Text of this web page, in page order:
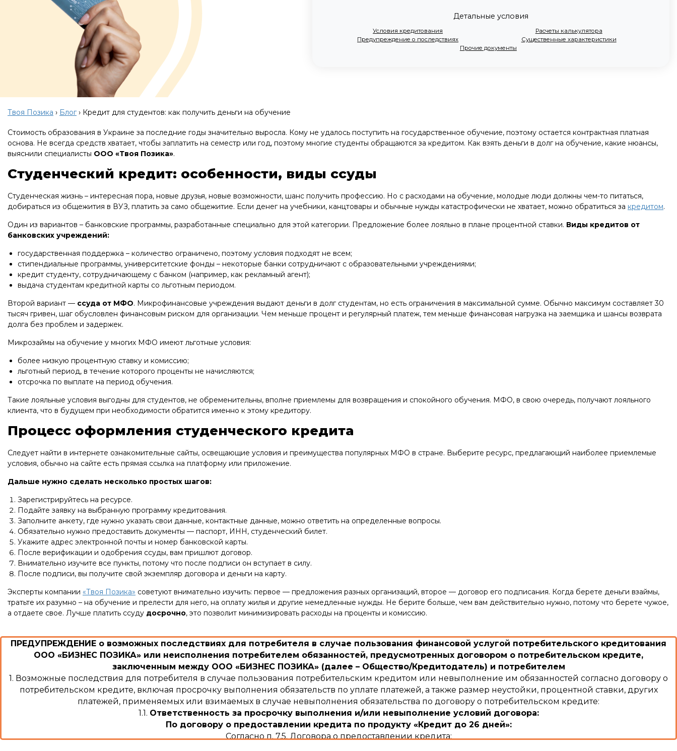
Детальные условия
Условия кредитования
Расчеты калькулятора
Предупреждение о последствиях
Существенные характеристики
Прочие документы
Твоя Позика › Блог› Кредит для студентов: как получить деньги на обучение
Стоимость образования в Украине за последние годы значительно выросла. Кому не удалось поступить на государственное обучение, поэтому остается контрактная платная
основа. Не всегда средств хватает, чтобы заплатить на семестр или год, поэтому многие студенты обращаются за кредитом. Как взять деньги в долг на обучение, какие нюансы,
выяснили специалисты ООО «Твоя Позика».
Студенческий кредит: особенности, виды ссуды
Студенческая жизнь – интересная пора, новые друзья, новые возможности, шанс получить профессию. Но с расходами на обучение, молодые люди должны чем-то питаться,
добираться из общежития в ВУЗ, платить за само общежитие. Если денег на учебники, канцтовары и обычные нужды катастрофически не хватает, можно обратиться за кредитом.
Один из вариантов – банковские программы, разработанные специально для этой категории. Предложение более лояльно в плане процентной ставки. Виды кредитов от
банковских учреждений:
государственная поддержка – количество ограничено, поэтому условия подходят не всем;
стипендиальные программы, университетские фонды – некоторые банки сотрудничают с образовательными учреждениями;
кредит студенту, сотрудничающему с банком (например, как рекламный агент);
выдача студентам кредитной карты со льготным периодом.
Второй вариант — ссуда от МФО. Микрофинансовые учреждения выдают деньги в долг студентам, но есть ограничения в максимальной сумме. Обычно максимум составляет 30
тысяч гривен, шаг обусловлен финансовым риском для организации. Чем меньше процент и регулярный платеж, тем меньше финансовая нагрузка на заемщика и шансы возврата
долга без проблем и задержек.
Микрозаймы на обучение у многих МФО имеют льготные условия:
более низкую процентную ставку и комиссию;
льготный период, в течение которого проценты не начисляются;
отсрочка по выплате на период обучения.
Такие лояльные условия выгодны для студентов, не обременительны, вполне приемлемы для возвращения и спокойного обучения. МФО, в свою очередь, получают лояльного
клиента, что в будущем при необходимости обратится именно к этому кредитору.
Процесс оформления студенческого кредита
Следует найти в интернете ознакомительные сайты, освещающие условия и преимущества популярных МФО в стране. Выберите ресурс, предлагающий наиболее приемлемые
условия, обычно на сайте есть прямая ссылка на платформу или приложение.
Дальше нужно сделать несколько простых шагов:
Зарегистрируйтесь на ресурсе.
Подайте заявку на выбранную программу кредитования.
Заполните анкету, где нужно указать свои данные, контактные данные, можно ответить на определенные вопросы.
Обязательно нужно предоставить документы — паспорт, ИНН, студенческий билет.
Укажите адрес электронной почты и номер банковской карты.
После верификации и одобрения ссуды, вам пришлют договор.
Внимательно изучите все пункты, потому что после подписи он вступает в силу.
После подписи, вы получите свой экземпляр договора и деньги на карту.
Эксперты компании «Твоя Позика» советуют внимательно изучить: первое — предложения разных организаций, второе — договор его подписания. Когда берете деньги взаймы,
тратьте их разумно – на обучение и прелести для него, на оплату жилья и другие немедленные нужды. Не берите больше, чем вам действительно нужно, потому что берете чужое,
а отдаете свое. Лучше платить ссуду досрочно, это позволит минимизировать расходы на проценты и комиссию.
ПРЕДУПРЕЖДЕНИЕ о возможных последствиях для потребителя в случае пользования финансовой услугой потребительского кредитования
ООО «БИЗНЕС ПОЗИКА» или неисполнения потребителем обязанностей, предусмотренных договором о потребительском кредите,
заключенным между ООО «БИЗНЕС ПОЗИКА» (далее – Общество/Кредитодатель) и потребителем
1. Возможные последствия для потребителя в случае пользования потребительским кредитом или невыполнение им обязанностей согласно договору о
потребительском кредите, включая просрочку выполнения обязательств по уплате платежей, а также размер неустойки, процентной ставки, других
платежей, применяемых или взимаемых в случае невыполнения обязательства по договору о потребительском кредите:
1.1. Ответственность за просрочку выполнения и/или невыполнение условий договора:
По договору о предоставлении кредита по продукту «Кредит до 26 дней»:
Согласно п. 7.5. Договора о предоставлении кредита: